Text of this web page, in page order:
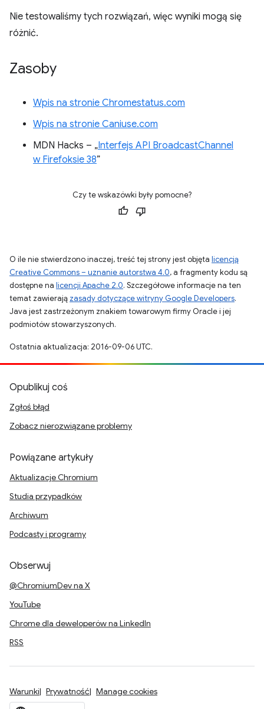
Nie testowaliśmy tych rozwiązań, więc wyniki mogą się
różnić.
Zasoby
Wpis na stronie Chromestatus.com
Wpis na stronie Caniuse.com
MDN Hacks – „Interfejs API BroadcastChannel
w Firefoksie 38”
Czy te wskazówki były pomocne?
O ile nie stwierdzono inaczej, treść tej strony jest objęta licencją
Creative Commons – uznanie autorstwa 4.0, a fragmenty kodu są
dostępne na licencji Apache 2.0. Szczegółowe informacje na ten
temat zawierają zasady dotyczące witryny Google Developers.
Java jest zastrzeżonym znakiem towarowym firmy Oracle i jej
podmiotów stowarzyszonych.
Ostatnia aktualizacja: 2016-09-06 UTC.
Opublikuj coś
Zgłoś błąd
Zobacz nierozwiązane problemy
Powiązane artykuły
Aktualizacje Chromium
Studia przypadków
Archiwum
Podcasty i programy
Obserwuj
@ChromiumDev na X
YouTube
Chrome dla deweloperów na LinkedIn
RSS
Warunki Prywatność Manage cookies